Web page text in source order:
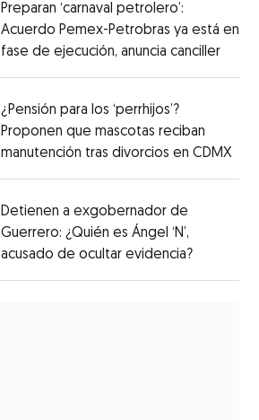
Preparan ‘carnaval petrolero’:
Acuerdo Pemex-Petrobras ya está en
fase de ejecución, anuncia canciller
¿Pensión para los ‘perrhijos’?
Proponen que mascotas reciban
manutención tras divorcios en CDMX
Detienen a exgobernador de
Guerrero: ¿Quién es Ángel ‘N’,
acusado de ocultar evidencia?